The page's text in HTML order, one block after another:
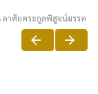
าศัยตระกูลพิสูจน์มรรค